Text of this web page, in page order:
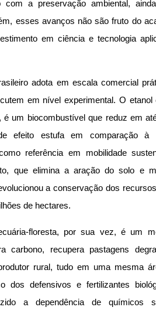
com a preservação ambiental,
esses avanços não são fruto do
em ciência e tecnologia
adota em escala comercial
em nível experimental. O etanol
é um biocombustível que reduz em
efeito estufa em comparação à
referência em mobilidade
que elimina a aração do solo e
a conservação dos
de hectares.
floresta, por sua vez, é um
carbono, recupera pastagens
rural, tudo em uma mesma
dos defensivos e fertilizantes
a dependência de químicos